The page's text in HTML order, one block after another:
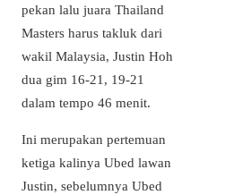
pekan lalu juara Thailand
Masters harus takluk dari
wakil Malaysia, Justin Hoh
dua gim 16-21, 19-21
dalam tempo 46 menit.
Ini merupakan pertemuan
ketiga kalinya Ubed lawan
Justin, sebelumnya Ubed